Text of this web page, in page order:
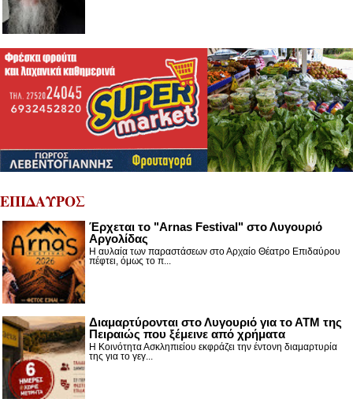
ΕΠΙΔΑΥΡΟΣ
Έρχεται το "Arnas Festival" στο Λυγουριό
Αργολίδας
Η αυλαία των παραστάσεων στο Αρχαίο Θέατρο Επιδαύρου
πέφτει, όμως το π...
Διαμαρτύρονται στο Λυγουριό για το ΑΤΜ της
Πειραιώς που ξέμεινε από χρήματα
Η Κοινότητα Ασκληπιείου εκφράζει την έντονη διαμαρτυρία
της για το γεγ...